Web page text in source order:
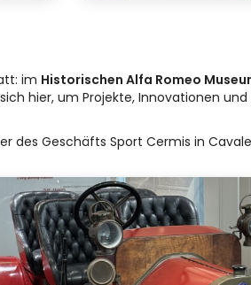
im Historischen Alfa Romeo
hier, um Projekte, Innovationen
des Geschäfts Sport Cermis in